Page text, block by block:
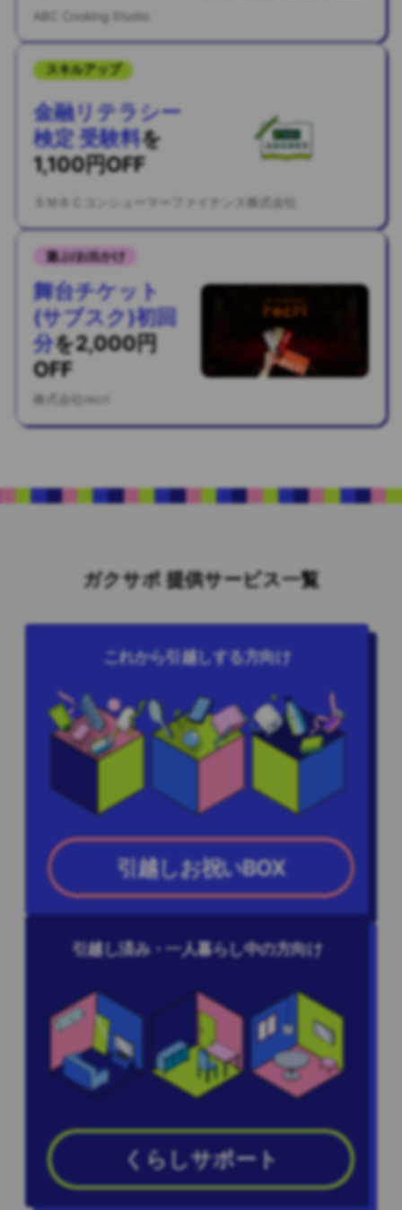
ABC Cooking Studio
スキルアップ
金融リテラシー
検定 受験料を
1,100円OFF
ＳＭＢＣコンシューマーファイナンス株式会社
遊ぶ/お出かけ
舞台チケット
(サブスク)初回
分を2,000円
OFF
株式会社recri
ガクサポ 提供サービス一覧
これから引越しする方向け
引越しお祝いBOX
引越し済み・一人暮らし中の方向け
くらしサポート